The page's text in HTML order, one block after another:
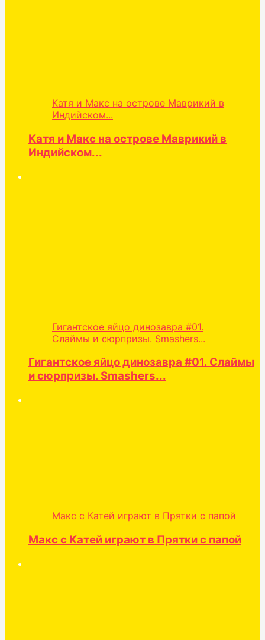
Катя и Макс на острове Маврикий в
Индийском...
Катя и Макс на острове Маврикий в
Индийском...
Гигантское яйцо динозавра #01.
Слаймы и сюрпризы. Smashers...
Гигантское яйцо динозавра #01. Слаймы
и сюрпризы. Smashers...
Макс с Катей играют в Прятки с папой
Макс с Катей играют в Прятки с папой